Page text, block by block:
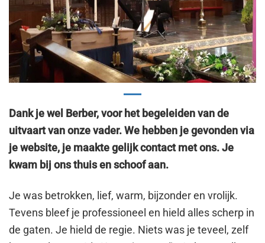
Dank je wel Berber, voor het begeleiden van de
uitvaart van onze vader. We hebben je gevonden via
je website, je maakte gelijk contact met ons. Je
kwam bij ons thuis en schoof aan.
Je was betrokken, lief, warm, bijzonder en vrolijk.
Tevens bleef je professioneel en hield alles scherp in
de gaten. Je hield de regie. Niets was je teveel, zelf